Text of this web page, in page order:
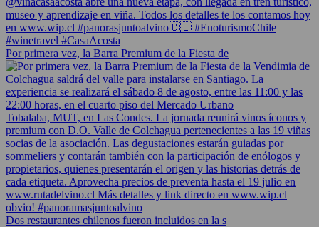
Por primera vez, la Barra Premium de la Fiesta de
Dos restaurantes chilenos fueron incluidos en la s